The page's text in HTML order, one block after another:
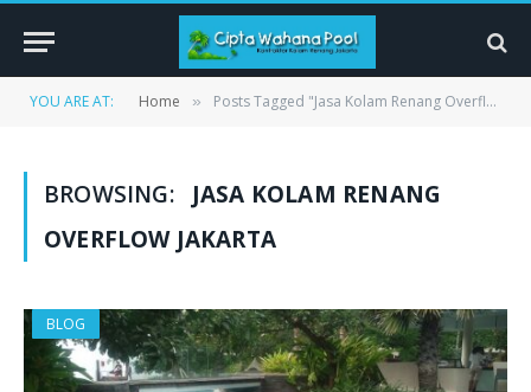
YOU ARE AT: Home » Posts Tagged "Jasa Kolam Renang Overflow jakarta"
BROWSING:
JASA KOLAM RENANG
OVERFLOW JAKARTA
BLOG